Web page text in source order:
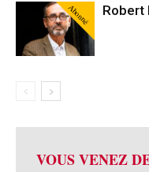
Abonné Robert
VOUS VENEZ